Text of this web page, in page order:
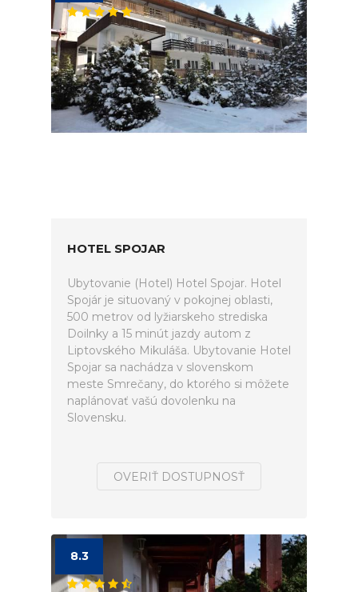
HOTEL SPOJAR
Ubytovanie (Hotel) Hotel Spojar. Hotel
Spojár je situovaný v pokojnej oblasti,
500 metrov od lyžiarskeho strediska
Doilnky a 15 minút jazdy autom z
Liptovského Mikuláša. Ubytovanie Hotel
Spojar sa nachádza v slovenskom
meste Smrečany, do ktorého si môžete
naplánovať vašú dovolenku na
Slovensku.
OVERIŤ DOSTUPNOSŤ
8.3